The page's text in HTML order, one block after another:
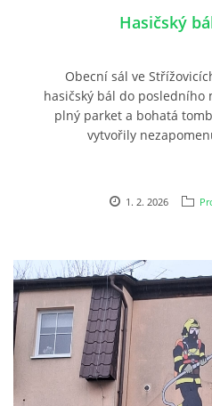
KROUŽEK MH
MODLITBA HASIČE
ARCHIV
Hasičský
Obecní sál ve
hasičský bál do posledního
plný parket a bohatá
vytvořily
1. 2. 2026